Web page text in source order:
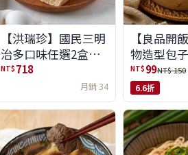
【洪瑞珍】國民三明
治多口味任選2盒組
(6入/盒)(免運)
NT$ 718
月銷 34
【良品開
物造型包
NT$ 99NT$ 150
6.6折